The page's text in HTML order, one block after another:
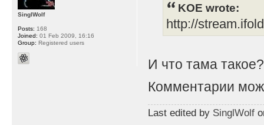
KOE wrote:
http://
И что тама
Комментарии
Last edited by SinglWolf
SinglWolf
Posts: 168
Joined: 01 Feb 2009, 16:16
Group: Registered users